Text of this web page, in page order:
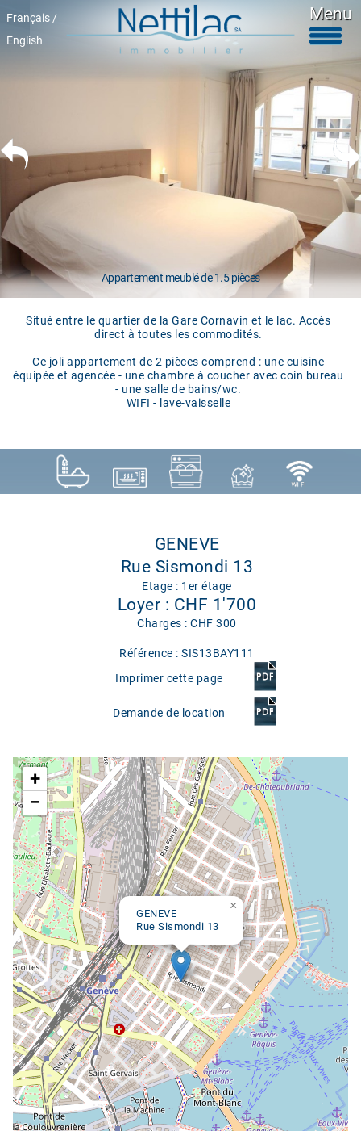
Français /
English
Menu
Appartement meublé de 1.5 pièces
Situé entre le quartier de la Gare Cornavin et le lac. Accès
direct à toutes les commodités.
Ce joli appartement de 2 pièces comprend : une cuisine
équipée et agencée - une chambre à coucher avec coin bureau
- une salle de bains/wc.
WIFI - lave-vaisselle
GENEVE
Rue Sismondi 13
Etage : 1er étage
Loyer : CHF 1'700
Charges : CHF 300
Référence : SIS13BAY111
Imprimer cette page
Demande de location
Google map
GENEVE
Rue Sismondi 13
×
+
−
Logements meublés
Logements non meublés
Parkings et garages
Locaux commerciaux
Objets en vente